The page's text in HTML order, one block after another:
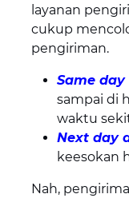
layanan
cukup
pengiriman.
Same
sampai di
waktu
Next day
keesokan
Nah,